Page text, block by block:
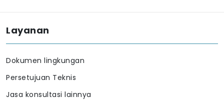
Layanan
Dokumen lingkungan
Persetujuan Teknis
Jasa konsultasi lainnya